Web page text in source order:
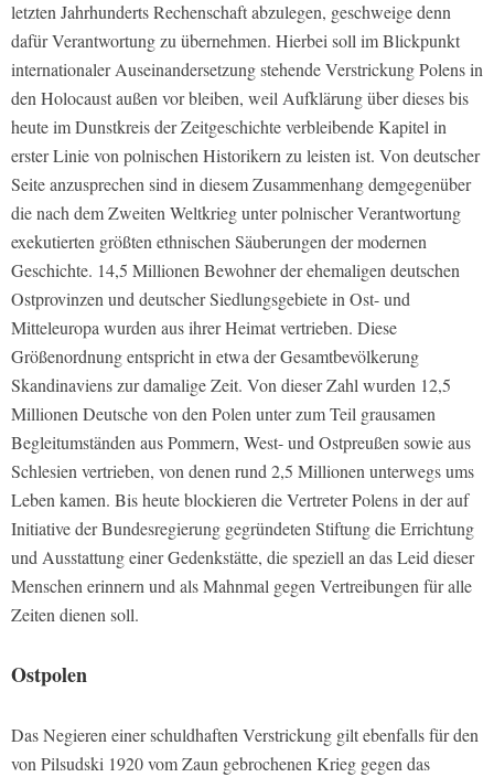
letzten Jahrhunderts Rechenschaft abzulegen, geschweige denn
dafür Verantwortung zu übernehmen. Hierbei soll im Blickpunkt
internationaler Auseinandersetzung stehende Verstrickung Polens in
den Holocaust außen vor bleiben, weil Aufklärung über dieses bis
heute im Dunstkreis der Zeitgeschichte verbleibende Kapitel in
erster Linie von polnischen Historikern zu leisten ist. Von deutscher
Seite anzusprechen sind in diesem Zusammenhang demgegenüber
die nach dem Zweiten Weltkrieg unter polnischer Verantwortung
exekutierten größten ethnischen Säuberungen der modernen
Geschichte. 14,5 Millionen Bewohner der ehemaligen deutschen
Ostprovinzen und deutscher Siedlungsgebiete in Ost- und
Mitteleuropa wurden aus ihrer Heimat vertrieben. Diese
Größenordnung entspricht in etwa der Gesamtbevölkerung
Skandinaviens zur damalige Zeit. Von dieser Zahl wurden 12,5
Millionen Deutsche von den Polen unter zum Teil grausamen
Begleitumständen aus Pommern, West- und Ostpreußen sowie aus
Schlesien vertrieben, von denen rund 2,5 Millionen unterwegs ums
Leben kamen. Bis heute blockieren die Vertreter Polens in der auf
Initiative der Bundesregierung gegründeten Stiftung die Errichtung
und Ausstattung einer Gedenkstätte, die speziell an das Leid dieser
Menschen erinnern und als Mahnmal gegen Vertreibungen für alle
Zeiten dienen soll.
Ostpolen
Das Negieren einer schuldhaften Verstrickung gilt ebenfalls für den
von Pilsudski 1920 vom Zaun gebrochenen Krieg gegen das